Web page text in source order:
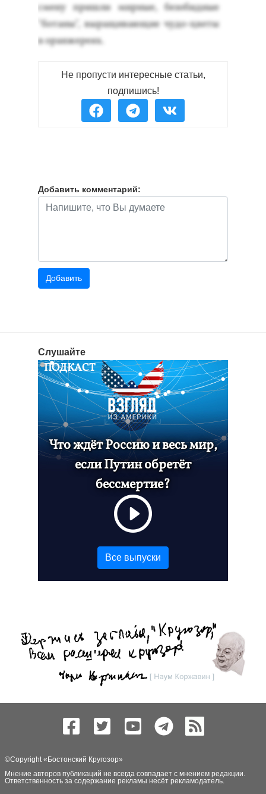
сме­ну приш­ли мир­ные, бе­зобид­ные
"бо­таны", вы­ращи­ва­ющие чу­до-цве­ты
в оран­же­ре­ях.
Не пропусти интересные статьи,
подпишись!
Добавить комментарий:
Слушайте
ПОДКАСТ
Что ждёт Россию и весь мир,
если Путин обретёт
бессмертие?
Все выпуски
©Copyright « Бостонский Кругозор»
Мнение авторов публикаций не всегда совпадает с мнением редакции.
Ответственность за содержание рекламы несёт рекламодатель.